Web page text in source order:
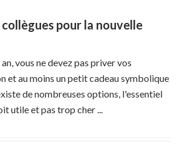
pour la nouvelle
vous ne devez pas priver vos
et au moins un petit cadeau symbolique
de nombreuses options, l'essentiel
utile et pas trop cher ...